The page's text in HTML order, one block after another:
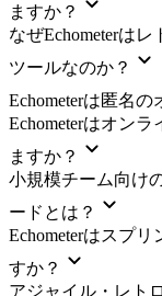
ますか？
なぜEchometerは
ツールなのか？
Echometerは匿名
Echometerはオン
ますか？
小規模チーム向け
ードとは？
Echometerはスプ
すか？
アジャイル・レト